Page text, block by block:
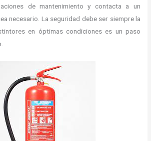
de mantenimiento y contacta a un
necesario. La seguridad debe ser siempre la
en óptimas condiciones es un paso